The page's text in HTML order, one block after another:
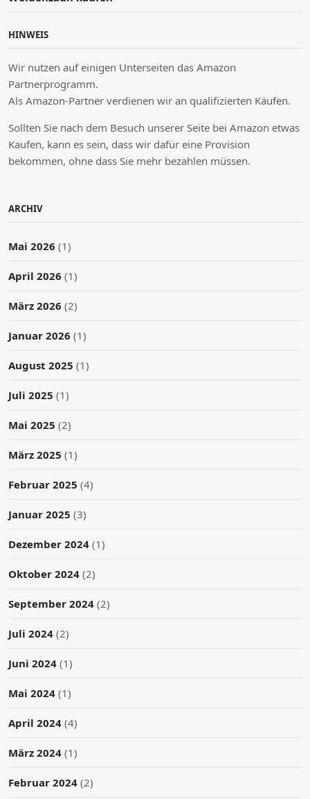
HINWEIS
Wir nutzen auf einigen Unterseiten das Amazon
Partnerprogramm.
Als Amazon-Partner verdienen wir an qualifizierten Käufen.
Sollten Sie nach dem Besuch unserer Seite bei Amazon etwas
Kaufen, kann es sein, dass wir dafür eine Provision
bekommen, ohne dass Sie mehr bezahlen müssen.
ARCHIV
Mai 2026 (1)
April 2026 (1)
März 2026 (2)
Januar 2026 (1)
August 2025 (1)
Juli 2025 (1)
Mai 2025 (2)
März 2025 (1)
Februar 2025 (4)
Januar 2025 (3)
Dezember 2024 (1)
Oktober 2024 (2)
September 2024 (2)
Juli 2024 (2)
Juni 2024 (1)
Mai 2024 (1)
April 2024 (4)
März 2024 (1)
Februar 2024 (2)